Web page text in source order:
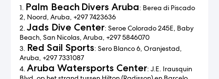
1. Palm Beach Divers Aruba: Berea di Piscado
2, Noord, Aruba, +297 7423636
2.Jads Dive Center: Seroe Colorado 245E, Baby
Beach, San Nicolas, Aruba, +297 5846070
3. Red Sail Sports: Sero Blanco 6, Oranjestad,
Aruba, +297 7331087
4.Aruba Watersports Center: J.E. Irausquin